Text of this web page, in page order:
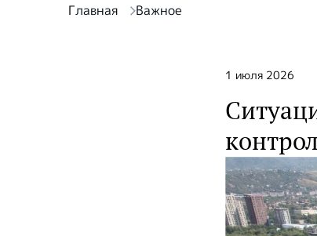
Главная Важное
1 июля 2026